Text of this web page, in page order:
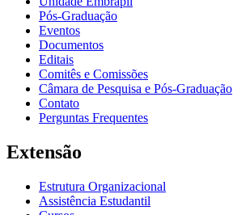
Pós-Graduação
Eventos
Documentos
Editais
Comitês e Comissões
Câmara de Pesquisa e Pós-Graduação
Contato
Perguntas Frequentes
Extensão
Estrutura Organizacional
Assistência Estudantil